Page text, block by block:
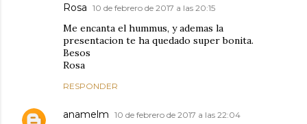
Rosa 10 de febrero de 2017 a las 20:15
Me encanta el hummus, y ademas la
presentacion te ha quedado super bonita.
Besos
Rosa
RESPONDER
anamelm 10 de febrero de 2017 a las 22:04